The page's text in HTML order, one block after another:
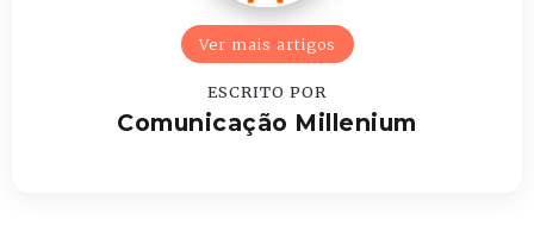
Ver mais artigos
ESCRITO POR
Comunicação Millenium